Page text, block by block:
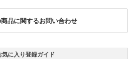
商品に関するお問い合わせ
気に入り登録ガイド